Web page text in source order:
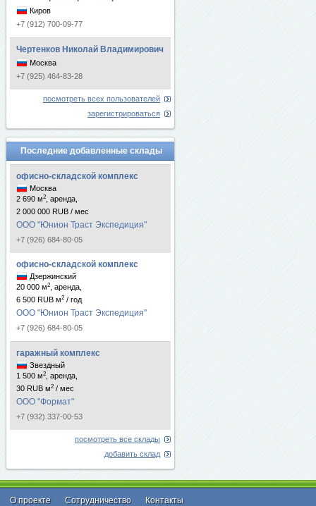
Киров
+7 (912) 700-09-77
Чертенков Николай Владимирович
Москва
+7 (925) 464-83-28
посмотреть всех пользователей
зарегистрироваться
Последние добавленные склады
офисно-складской комплекс
Москва
2 690 м2
, аренда,
2 000 000 RUB / мес
ООО "Юнион Траст Экспедиция"
+7 (926) 684-80-05
офисно-складской комплекс
Дзержинский
20 000 м2
, аренда,
6 500 RUB м2 / год
ООО "Юнион Траст Экспедиция"
+7 (926) 684-80-05
гаражный комплекс
Звездный
1 500 м2
, аренда,
30 RUB м2 / мес
ООО "Формат"
+7 (932) 337-00-53
посмотреть все склады
добавить склад
О проекте Cотрудничество Контакты